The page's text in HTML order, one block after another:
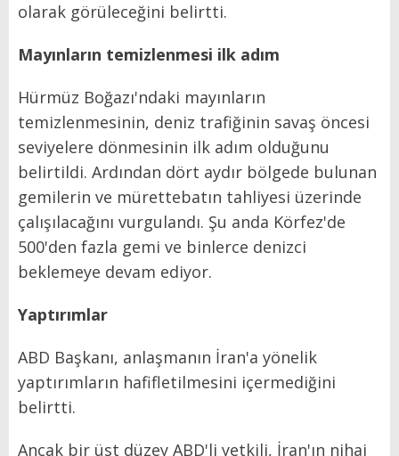
olarak görüleceğini belirtti.
Mayınların temizlenmesi ilk adım
Hürmüz Boğazı'ndaki mayınların
temizlenmesinin, deniz trafiğinin savaş öncesi
seviyelere dönmesinin ilk adım olduğunu
belirtildi. Ardından dört aydır bölgede bulunan
gemilerin ve mürettebatın tahliyesi üzerinde
çalışılacağını vurgulandı. Şu anda Körfez'de
500'den fazla gemi ve binlerce denizci
beklemeye devam ediyor.
Yaptırımlar
ABD Başkanı, anlaşmanın İran'a yönelik
yaptırımların hafifletilmesini içermediğini
belirtti.
Ancak bir üst düzey ABD'li yetkili, İran'ın nihai